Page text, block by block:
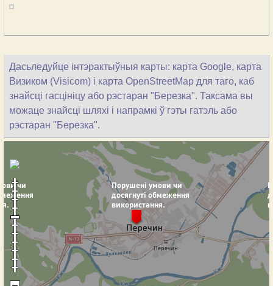
Дасьледуйце інтэрактыўныя карты: карта Google, карта
Визиком (Visicom) і карта OpenStreetMap для таго, каб
знайсці гасцініцу або рэстаран "Березка". Таксама вы
можаце знайсці шляхі і напрамкі ў гэты гатэль або
рэстаран "Березка".